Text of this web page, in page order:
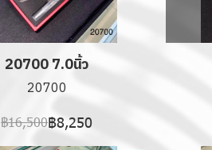
20700 7.0นิ้ว
20700
฿16,500฿8,250